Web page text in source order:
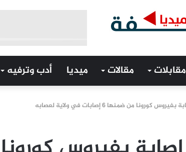
مقابلات مقالات ميديا أدب وترفيه